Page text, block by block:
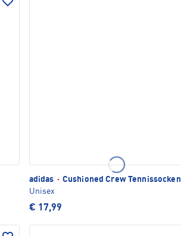
adidas · Cushioned Crew Tennissocken
Unisex
€ 17,99